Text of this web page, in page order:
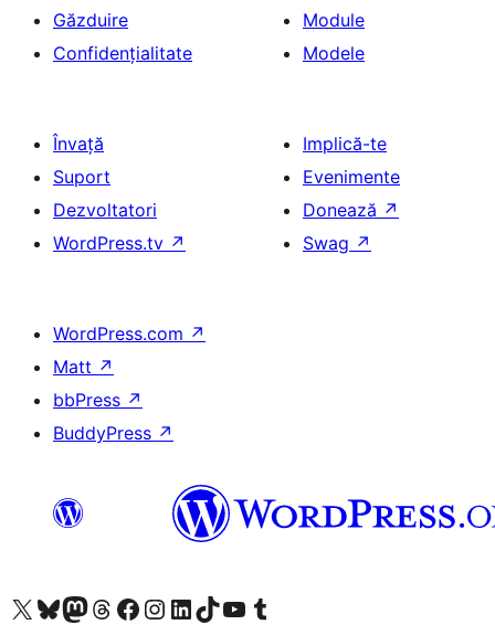
Găzduire
Confidențialitate
Module
Modele
Învață
Suport
Dezvoltatori
WordPress.tv ↗
Implică-te
Evenimente
Donează ↗
Swag ↗
WordPress.com ↗
Matt ↗
bbPress ↗
BuddyPress ↗
Mergi la contul nostru X (fost Twitter)
Vizitează contul nostru Bluesky
Vizitează contul nostru Mastodon
Vizitează contul nostru Threads
Vizitează pagina noastră Facebook
Vizitează-ne pe Instagram
Vizitează-ne pe LinkedIn
Vizitează contul nostru TikTok
Vizitează canalul nostru YouTube
Vizitează contul nostru Tumblr